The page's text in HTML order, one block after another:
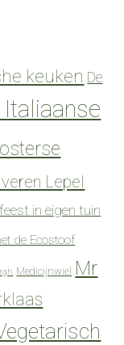
keuken De
Italiaanse
Lepel
in eigen tuin
de Ecostoof
Medicijnwiel Mr